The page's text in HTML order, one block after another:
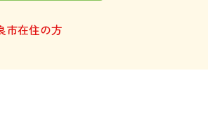
市在住の方